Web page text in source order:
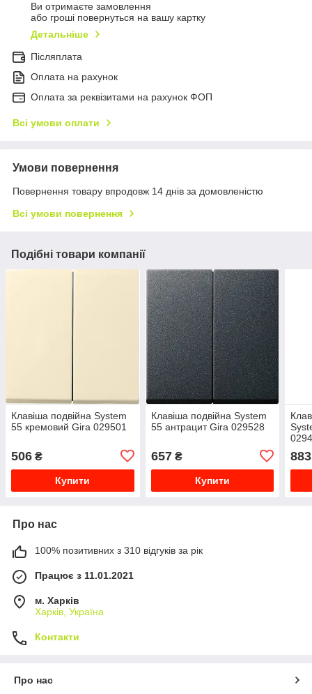
Ви отримаєте замовлення
або гроші повернуться на вашу картку
Детальніше
Післяплата
Оплата на рахунок
Оплата за реквізитами на рахунок ФОП
Всі умови оплати
Умови повернення
Повернення товару впродовж 14 днів за домовленістю
Всі умови повернення
Подібні товари компанії
Клавіша подвійна System
55 кремовий Gira 029501
506 ₴
Купити
Клавіша подвійна System
55 антрацит Gira 029528
657₴
Купити
883
Про нас
100% позитивних з 310 відгуків за рік
Працює з 11.01.2021
м. Харків
Харків, Україна
Контакти
Про нас